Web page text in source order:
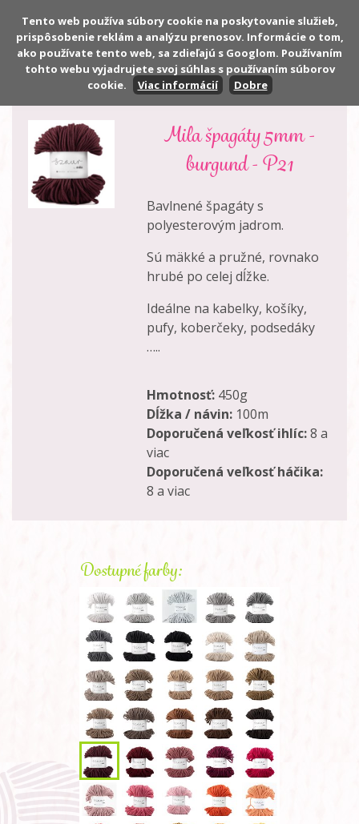
Počet:0 ks
Cena: 0,00 €
Mila špagáty 5mm -
burgund - P21
Bavlnené špagáty s
polyesterovým jadrom.
Sú mäkké a pružné, rovnako
hrubé po celej dĺžke.
Ideálne na kabelky, košíky,
pufy, koberčeky, podsedáky
…..
Hmotnosť: 450g
Dĺžka / návin: 100m
Doporučená veľkosť ihlíc:8 a
viac
Doporučená veľkosť háčika:
8 a viac
Dostupné farby:
Tento web používa súbory cookie na poskytovanie služieb,
prispôsobenie reklám a analýzu prenosov. Informácie o tom,
ako používate tento web, sa zdieľajú s Googlom. Používaním
tohto webu vyjadrujete svoj súhlas s používaním súborov
cookie.
Viac informácií Dobre